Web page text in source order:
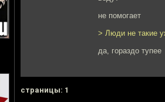
не помогает
> Люди не такие
да, гораздо тупее
cтраницы: 1